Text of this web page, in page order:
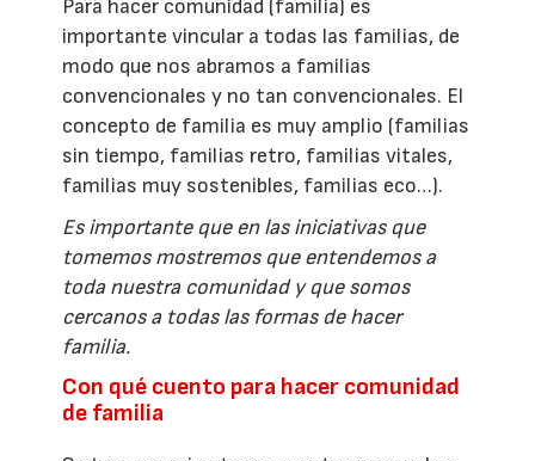
Para hacer comunidad (familia) es
importante vincular a todas las familias, de
modo que nos abramos a familias
convencionales y no tan convencionales. El
concepto de familia es muy amplio (familias
sin tiempo, familias retro, familias vitales,
familias muy sostenibles, familias eco…).
Es importante que en las iniciativas que
tomemos mostremos que entendemos a
toda nuestra comunidad y que somos
cercanos a todas las formas de hacer
familia.
Con qué cuento para hacer comunidad
de familia